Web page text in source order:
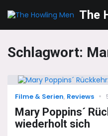
The
Schlagwort:
Categories
Filme & Serien, Reviews
Mary Poppins´
wiederholt sich